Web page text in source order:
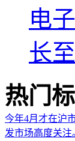
电
长
热门
今年4月才在沪
发市场高度关注